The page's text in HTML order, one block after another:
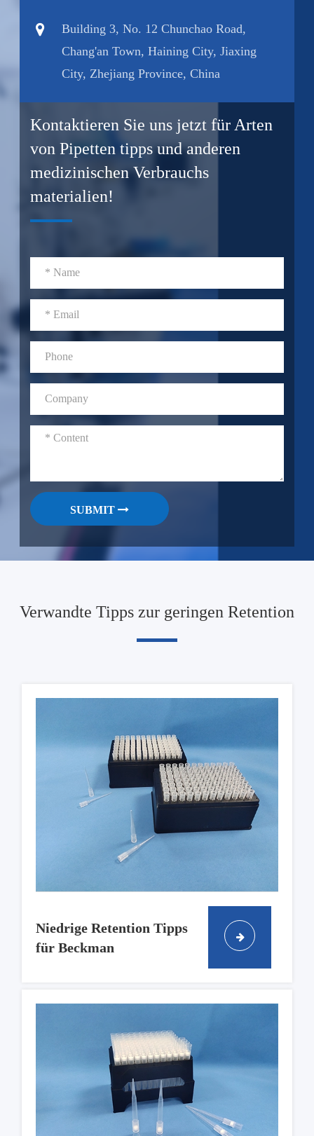
Building 3, No. 12 Chunchao Road,
Chang'an Town, Haining City, Jiaxing
City, Zhejiang Province, China
Kontaktieren Sie uns jetzt für Arten
von Pipetten tipps und anderen
medizinischen Verbrauchs
materialien!
SUBMIT
Verwandte Tipps zur geringen Retention
Niedrige Retention Tipps
für Beckman